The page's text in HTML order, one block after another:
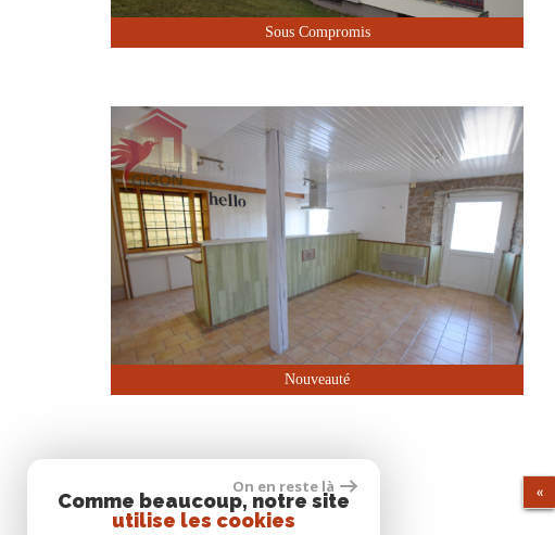
Sous Compromis
Nouveauté
«
On en reste là
Comme beaucoup, notre site
utilise les cookies